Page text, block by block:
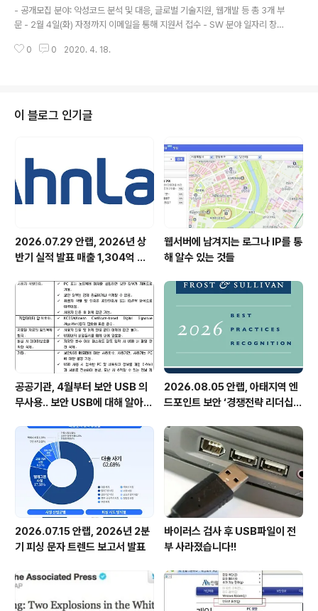
3년 한 해 동안 발견된 스마트폰 뱅킹 악성 앱의 진화 추세
를 분석 발표했다. 안랩의 내부 집계 결과, 사용자의 금융정
앱(이하 뱅킹 악성 앱)은 2013년부터 본격적으로 발견되
- 공개모집 분야: 악성코드 분석 및 대응, 글로벌 기술지원, 웹개발 등 총 3개 부
문 - 2월 4일(화) 자정까지 이메일을 통해 지원서 접수 - SW 분야 일자리 창출
m)은 2014년 상반기 정규직 채용을 위한 인턴 사원 모집을 20일부터 시작했
만 접수 받는다. 이번 인턴사원 모집에 학력 및 자격, 성별 등 제한은 없으며, 20
14년 8월 졸업예정자 또는 기 졸업자도 지원 가능하다..
0 0 2020. 4. 18.
이 블로그 인기글
2026.07.29 안랩, 2026년 상
반기 실적 발표 매출 1,304억 원,
웹서버에 남겨지는 로그나 IP를 통
해 알수 있는 것들
공공기관, 4월부터 보안 USB 의
무사용.. 보안 USB에 대해 알아봅
2026.08.05 안랩, 아태지역 엔
드포인트 보안 ‘경쟁전략 리더십’
2026.07.15 안랩, 2026년 2분
기 피싱 문자 트렌드 보고서 발표
바이러스 검사 후 USB파일이 전
부 사라졌습니다!!